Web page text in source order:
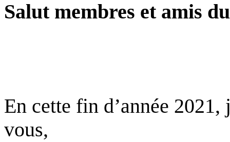
Salut membres et amis
En cette fin d’année 2021,
vous,